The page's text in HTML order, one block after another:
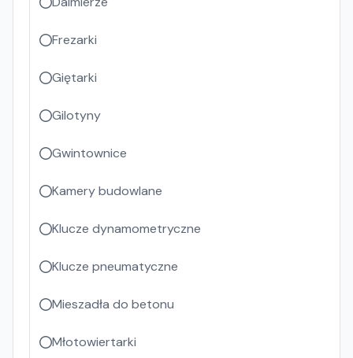
Frezarki
Giętarki
Gilotyny
Gwintownice
Kamery budowlane
Klucze dynamometryczne
Klucze pneumatyczne
Mieszadła do betonu
Młotowiertarki